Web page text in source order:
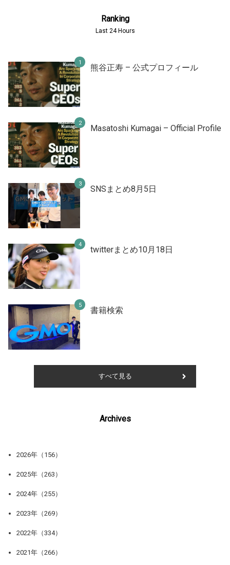
Ranking
Last 24 Hours
熊谷正寿 – 公式プロフィール
Masatoshi Kumagai – Official Profile
SNSまとめ8月5日
twitterまとめ10月18日
書籍検索
すべて見る
Archives
2026年（156）
2025年（263）
2024年（255）
2023年（269）
2022年（334）
2021年（266）